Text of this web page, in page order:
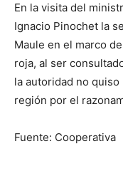
En la visita del
Ignacio Pinochet la
Maule en el marco
roja, al ser
la autoridad no
región por el
Fuente: Cooperativa